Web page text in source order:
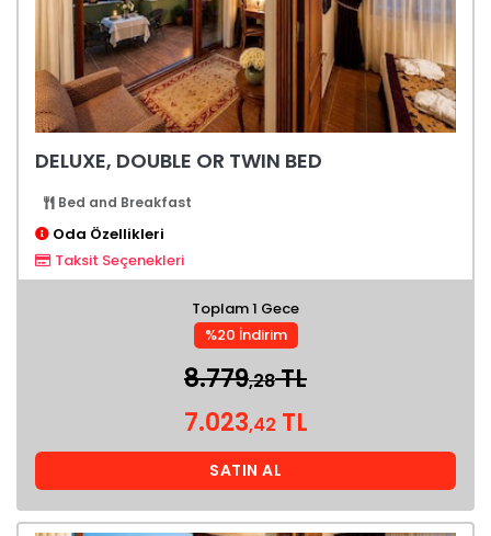
DELUXE, DOUBLE OR TWIN BED
Bed and Breakfast
Oda Özellikleri
Taksit Seçenekleri
Toplam 1 Gece
%20 İndirim
8.779,28TL
7.023,42 TL
SATIN AL